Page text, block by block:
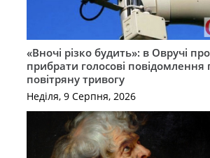
«Вночі різко будить»: в Овручі
прибрати голосові повідомлення
повітряну тривогу
Неділя, 9 Серпня, 2026